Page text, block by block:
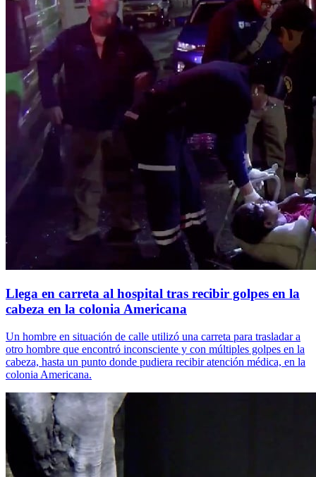
Llega en carreta al hospital tras recibir golpes en la
cabeza en la colonia Americana
Un hombre en situación de calle utilizó una carreta para trasladar a
otro hombre que encontró inconsciente y con múltiples golpes en la
cabeza, hasta un punto donde pudiera recibir atención médica, en la
colonia Americana.